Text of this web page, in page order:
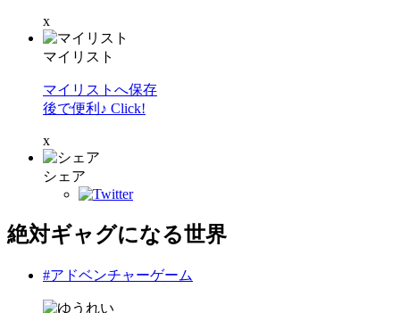
x
マイリスト
マイリストへ保存
後で便利♪ Click!
x
シェア
絶対ギャグになる世界
#アドベンチャーゲーム